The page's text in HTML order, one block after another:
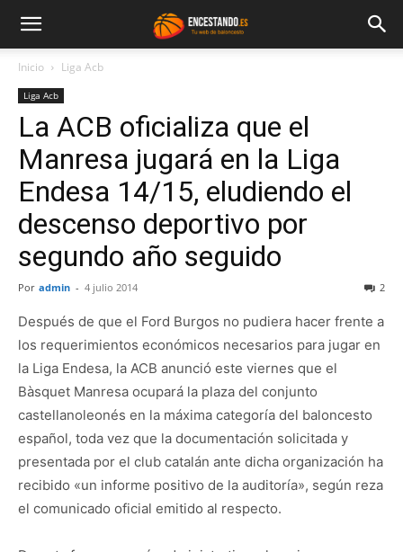
Inicio Liga Acb
Liga Acb
La ACB oficializa que el
Manresa jugará en la Liga
Endesa 14/15, eludiendo el
descenso deportivo por
segundo año seguido
Por admin - 4 julio 2014 2
Después de que el Ford Burgos no pudiera hacer frente a
los requerimientos económicos necesarios para jugar en
la Liga Endesa, la ACB anunció este viernes que el
Bàsquet Manresa ocupará la plaza del conjunto
castellanoleonés en la máxima categoría del baloncesto
español, toda vez que la documentación solicitada y
presentada por el club catalán ante dicha organización ha
recibido «un informe positivo de la auditoría», según reza
el comunicado oficial emitido al respecto.